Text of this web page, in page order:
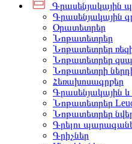
Գրասենյակային
Գրասենյակային
Օրատետրեր
Նոթատետրեր
Նոթատետրեր
Նոթատետրեր
Նոթատետրի
Հեռախոսագրքեր
Գրասենյակային
Նոթատետրեր
Նոթատետրեր
Գրելու
Գրիչներ